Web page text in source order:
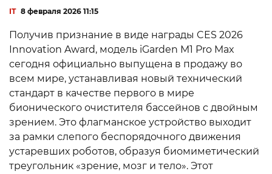
IT 8 февраля 2026 11:15
Получив признание в виде награды CES 2026
Innovation Award, модель iGarden M1 Pro Max
сегодня официально выпущена в продажу во
всем мире, устанавливая новый технический
стандарт в качестве первого в мире
бионического очистителя бассейнов с двойным
зрением. Это флагманское устройство выходит
за рамки слепого беспорядочного движения
устаревших роботов, образуя биомиметический
треугольник «зрение, мозг и тело». Этот